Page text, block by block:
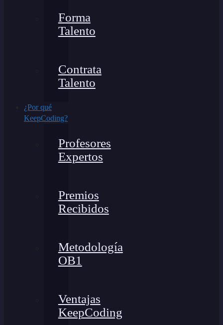
Forma
Talento
Contrata
Talento
¿Por qué
KeepCoding?
Profesores
Expertos
Premios
Recibidos
Metodología
OB1
Ventajas
KeepCoding